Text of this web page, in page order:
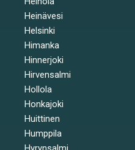
Heinävesi
Helsinki
Himanka
Hinnerjoki
Hirvensalmi
Hollola
Honkajoki
Huittinen
Humppila